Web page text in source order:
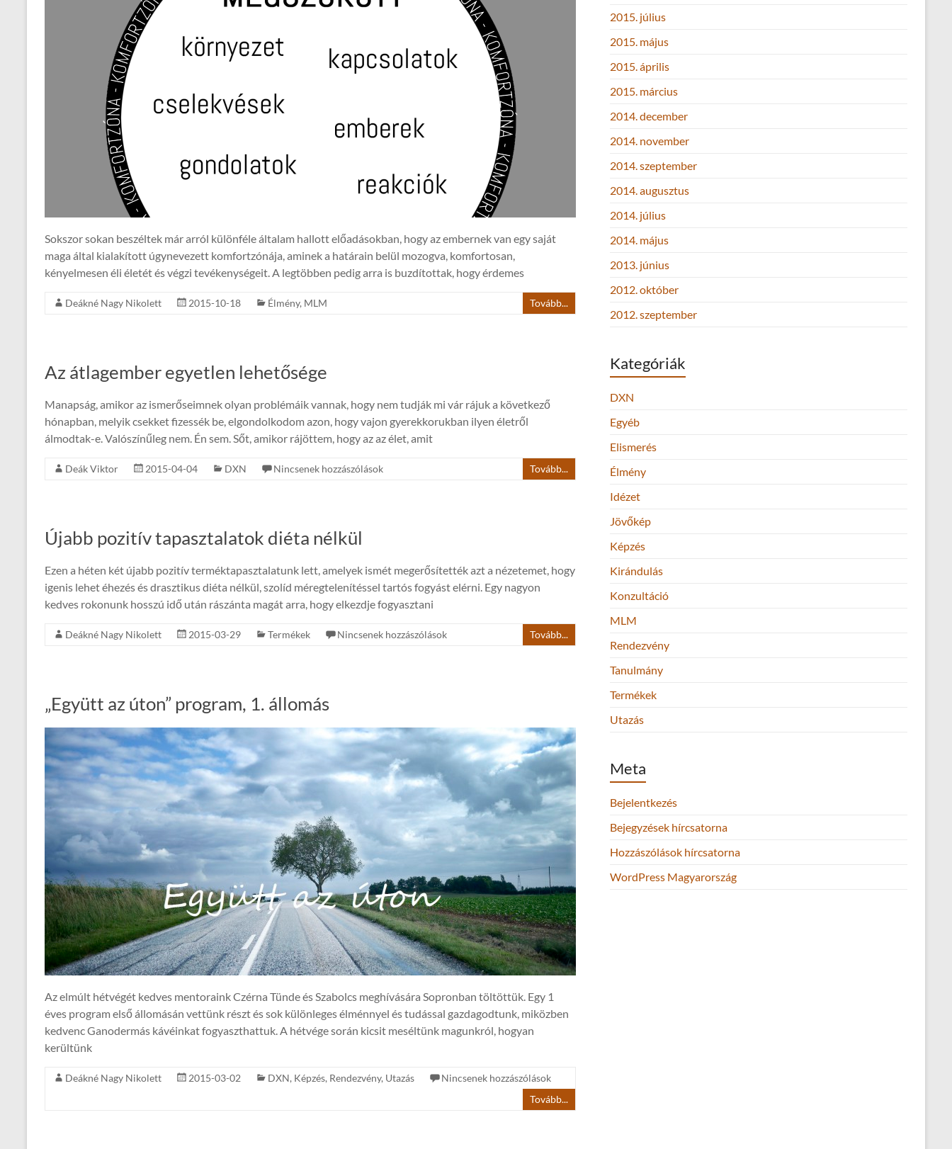
Sokszor sokan beszéltek már arról különféle általam hallott előadásokban, hogy az embernek van egy saját
maga által kialakított úgynevezett komfortzónája, aminek a határain belül mozogva, komfortosan,
kényelmesen éli életét és végzi tevékenységeit. A legtöbben pedig arra is buzdítottak, hogy érdemes
Deákné Nagy Nikolett 2015-10-18 Élmény, MLM Tovább...
Az átlagember egyetlen lehetősége
Manapság, amikor az ismerőseimnek olyan problémáik vannak, hogy nem tudják mi vár rájuk a következő
hónapban, melyik csekket fizessék be, elgondolkodom azon, hogy vajon gyerekkorukban ilyen életről
álmodtak-e. Valószínűleg nem. Én sem. Sőt, amikor rájöttem, hogy az az élet, amit
Deák Viktor 2015-04-04 DXN Nincsenek hozzászólások Tovább...
Újabb pozitív tapasztalatok diéta nélkül
Ezen a héten két újabb pozitív terméktapasztalatunk lett, amelyek ismét megerősítették azt a nézetemet, hogy
igenis lehet éhezés és drasztikus diéta nélkül, szolíd méregtelenítéssel tartós fogyást elérni. Egy nagyon
kedves rokonunk hosszú idő után rászánta magát arra, hogy elkezdje fogyasztani
Deákné Nagy Nikolett 2015-03-29 Termékek Nincsenek hozzászólások Tovább...
„Együtt az úton” program, 1. állomás
Az elmúlt hétvégét kedves mentoraink Czérna Tünde és Szabolcs meghívására Sopronban töltöttük. Egy 1
éves program első állomásán vettünk részt és sok különleges élménnyel és tudással gazdagodtunk, miközben
kedvenc Ganodermás kávéinkat fogyaszthattuk. A hétvége során kicsit meséltünk magunkról, hogyan
kerültünk
Deákné Nagy Nikolett 2015-03-02 DXN, Képzés, Rendezvény, Utazás
Nincsenek hozzászólások
Tovább...
2015. július
2015. május
2015. április
2015. március
2014. december
2014. november
2014. szeptember
2014. augusztus
2014. július
2014. május
2013. június
2012. október
2012. szeptember
Kategóriák
DXN
Egyéb
Elismerés
Élmény
Idézet
Jövőkép
Képzés
Kirándulás
Konzultáció
MLM
Rendezvény
Tanulmány
Termékek
Utazás
Meta
Bejelentkezés
Bejegyzések hírcsatorna
Hozzászólások hírcsatorna
WordPress Magyarország